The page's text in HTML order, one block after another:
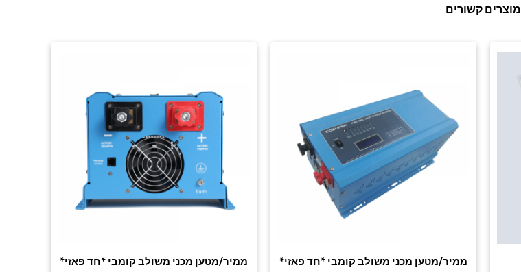
מוצרים קשורים
ממיר/מטען מכני משולב קומבי *חד פאזי*
ממיר/מטען מכני משולב קומבי *חד פאזי*